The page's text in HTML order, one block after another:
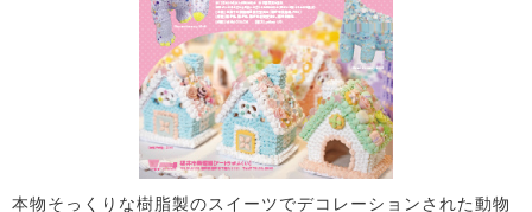
本物そっくりな樹脂製のスイーツでデコレーションされた動物